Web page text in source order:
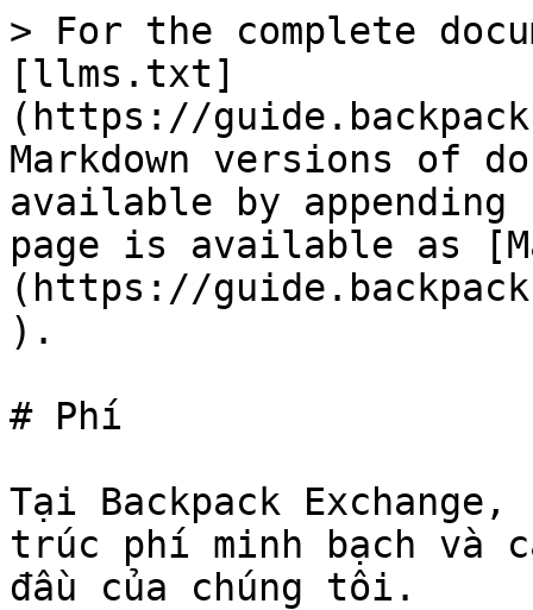
> For the complete
[llms.txt]
(https://
Markdown versions of
available by
page is available as
(https://
).
# Phí
Tại Backpack
trúc phí minh bạch và
đầu của chúng tôi.